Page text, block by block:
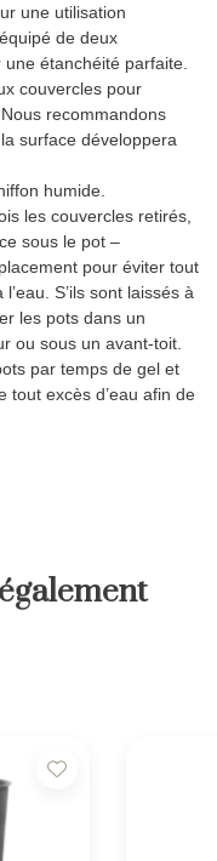
une utilisation
de deux
étanchéité parfaite.
couvercles pour
Nous recommandons
surface développera
humide.
les couvercles retirés,
sous le pot –
pour éviter tout
S’ils sont laissés à
les pots dans un
ou sous un avant-toit.
par temps de gel et
tout excès d’eau afin de